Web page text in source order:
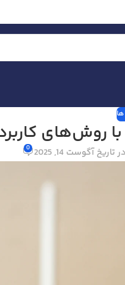
روش‌های
در تاریخ آگوست 14, 2025 0